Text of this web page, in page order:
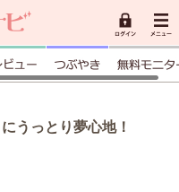
うっとり夢心地！